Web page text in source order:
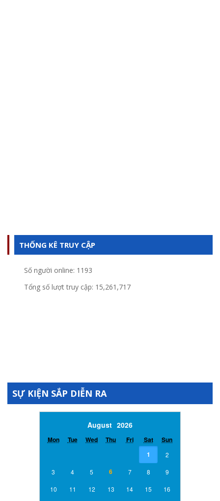
THỐNG KÊ TRUY CẬP
Số người online: 1193
Tổng số lượt truy cập: 15,261,717
SỰ KIỆN SẮP DIỄN RA
August 2026
Previous Month
Mon Tue Wed Thu Fri Sat
Sun
1
2
3 4 5 6 7 8 9
10 11 12 13 14 15 16